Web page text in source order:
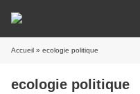
Accueil » ecologie politique
ecologie politique